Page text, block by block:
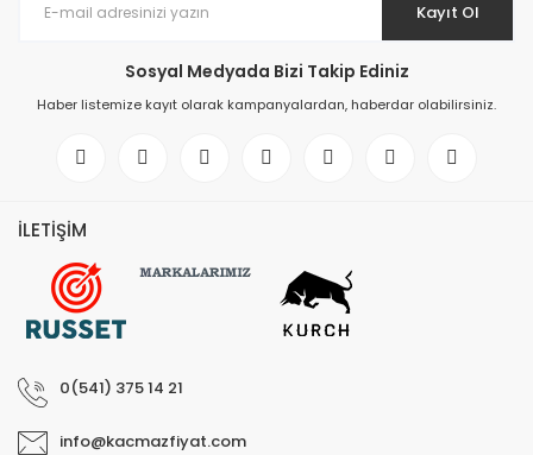
Kayıt Ol
Sosyal Medyada Bizi Takip Ediniz
Haber listemize kayıt olarak kampanyalardan, haberdar olabilirsiniz.
İLETİŞİM
0(541) 375 14 21
info@kacmazfiyat.com